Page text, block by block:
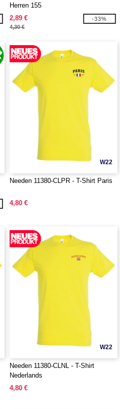
Herren 155
2,89 €
4,30 €
-33%
W22
Needen 11380-CLPR - T-Shirt Paris
4,80 €
W22
Needen 11380-CLNL - T-Shirt
Nederlands
4,80 €